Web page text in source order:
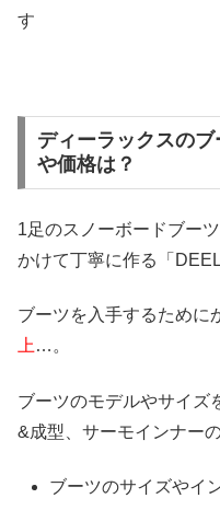
す
ディーラックスの
や価格は？
1足のスノーボードブー
かけて丁寧に作る「
ブーツを入手するために
上 …。
ブーツのモデルやサイズ
&成型、サーモインナーの
ブーツのサイズやイ